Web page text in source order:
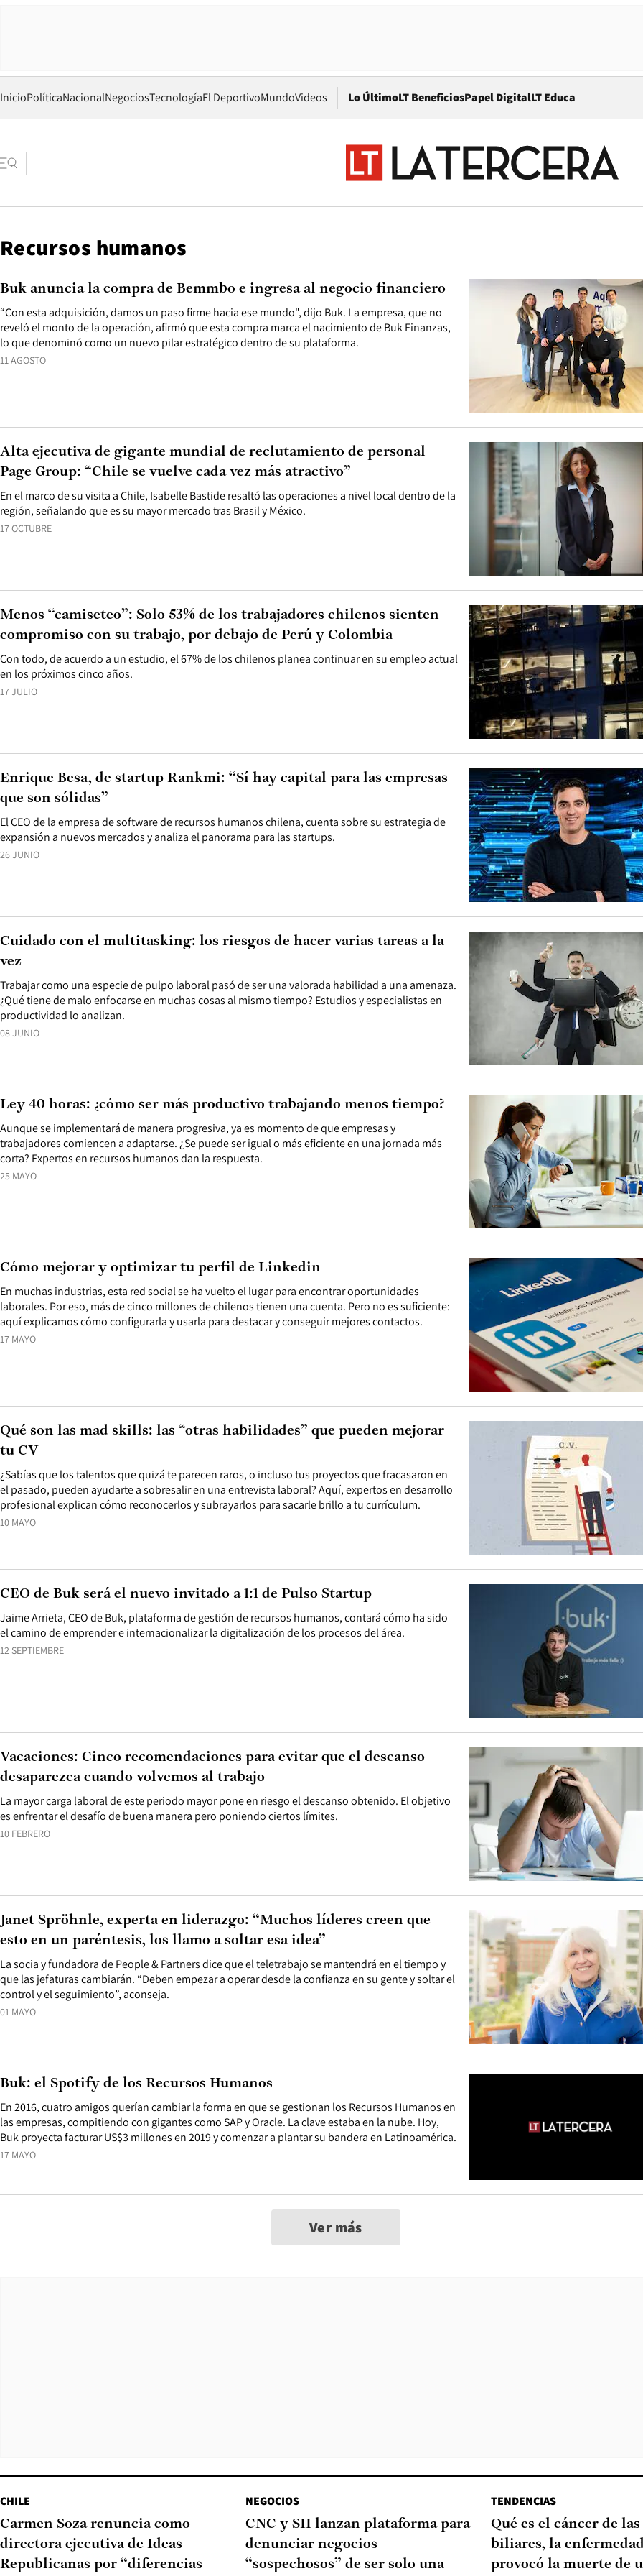
InicioPolíticaNacionalNegociosTecnologíaEl DeportivoMundoVideos Lo ÚltimoLT BeneficiosPapel DigitalOpens in new window
LT Educa
Recursos humanos
11 AGOSTO
“Con esta adquisición, damos un paso firme hacia ese mundo", dijo Buk. La empresa, que no
reveló el monto de la operación, afirmó que esta compra marca el nacimiento de Buk Finanzas,
lo que denominó como un nuevo pilar estratégico dentro de su plataforma.
Buk anuncia la compra de Bemmbo e ingresa al negocio financiero
17 OCTUBRE
En el marco de su visita a Chile, Isabelle Bastide resaltó las operaciones a nivel local dentro de la
región, señalando que es su mayor mercado tras Brasil y México.
Alta ejecutiva de gigante mundial de reclutamiento de personal
Page Group: “Chile se vuelve cada vez más atractivo”
17 JULIO
Con todo, de acuerdo a un estudio, el 67% de los chilenos planea continuar en su empleo actual
en los próximos cinco años.
Menos “camiseteo”: Solo 53% de los trabajadores chilenos sienten
compromiso con su trabajo, por debajo de Perú y Colombia
26 JUNIO
El CEO de la empresa de software de recursos humanos chilena, cuenta sobre su estrategia de
expansión a nuevos mercados y analiza el panorama para las startups.
Enrique Besa, de startup Rankmi: “Sí hay capital para las empresas
que son sólidas”
08 JUNIO
Trabajar como una especie de pulpo laboral pasó de ser una valorada habilidad a una amenaza.
¿Qué tiene de malo enfocarse en muchas cosas al mismo tiempo? Estudios y especialistas en
productividad lo analizan.
Cuidado con el multitasking: los riesgos de hacer varias tareas a la
vez
25 MAYO
Aunque se implementará de manera progresiva, ya es momento de que empresas y
trabajadores comiencen a adaptarse. ¿Se puede ser igual o más eficiente en una jornada más
corta? Expertos en recursos humanos dan la respuesta.
Ley 40 horas: ¿cómo ser más productivo trabajando menos tiempo?
17 MAYO
En muchas industrias, esta red social se ha vuelto el lugar para encontrar oportunidades
laborales. Por eso, más de cinco millones de chilenos tienen una cuenta. Pero no es suficiente:
aquí explicamos cómo configurarla y usarla para destacar y conseguir mejores contactos.
Cómo mejorar y optimizar tu perfil de Linkedin
10 MAYO
¿Sabías que los talentos que quizá te parecen raros, o incluso tus proyectos que fracasaron en
el pasado, pueden ayudarte a sobresalir en una entrevista laboral? Aquí, expertos en desarrollo
profesional explican cómo reconocerlos y subrayarlos para sacarle brillo a tu currículum.
Qué son las mad skills: las “otras habilidades” que pueden mejorar
tu CV
12 SEPTIEMBRE
Jaime Arrieta, CEO de Buk, plataforma de gestión de recursos humanos, contará cómo ha sido
el camino de emprender e internacionalizar la digitalización de los procesos del área.
CEO de Buk será el nuevo invitado a 1:1 de Pulso Startup
10 FEBRERO
La mayor carga laboral de este periodo mayor pone en riesgo el descanso obtenido. El objetivo
es enfrentar el desafío de buena manera pero poniendo ciertos límites.
Vacaciones: Cinco recomendaciones para evitar que el descanso
desaparezca cuando volvemos al trabajo
01 MAYO
La socia y fundadora de People & Partners dice que el teletrabajo se mantendrá en el tiempo y
que las jefaturas cambiarán. “Deben empezar a operar desde la confianza en su gente y soltar el
control y el seguimiento”, aconseja.
Janet Spröhnle, experta en liderazgo: “Muchos líderes creen que
esto en un paréntesis, los llamo a soltar esa idea”
17 MAYO
En 2016, cuatro amigos querían cambiar la forma en que se gestionan los Recursos Humanos en
las empresas, compitiendo con gigantes como SAP y Oracle. La clave estaba en la nube. Hoy,
Buk proyecta facturar US$3 millones en 2019 y comenzar a plantar su bandera en Latinoamérica.
Buk: el Spotify de los Recursos Humanos
Ver más
CHILE
Carmen Soza renuncia como
directora ejecutiva de Ideas
Republicanas por “diferencias
NEGOCIOS
CNC y SII lanzan plataforma para
denunciar negocios
“sospechosos” de ser solo una
TENDENCIAS
Qué es el cáncer de
biliares, la
provocó la muerte de